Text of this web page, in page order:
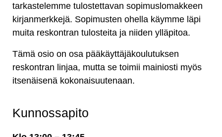
tarkastelemme tulostettavan sopimuslomakkeen
kirjanmerkkejä. Sopimusten ohella käymme läpi
muita reskontran tulosteita ja niiden ylläpitoa.
Tämä osio on osa pääkäyttäjäkoulutuksen
reskontran linjaa, mutta se toimii mainiosti myös
itsenäisenä kokonaisuutenaan.
Kunnossapito